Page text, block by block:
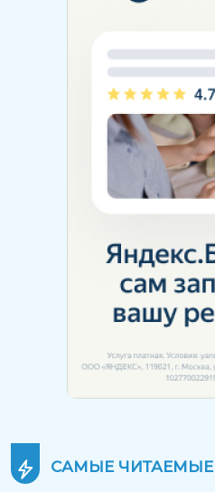
САМЫЕ ЧИТАЕМЫЕ